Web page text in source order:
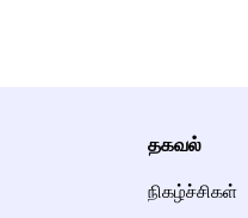
தகவல்
நிகழ்ச்சிகள்